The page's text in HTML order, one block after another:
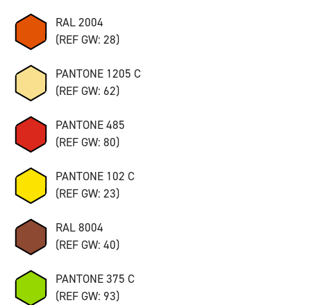
RAL 2004
(REF GW: 28)
PANTONE 1205 C
(REF GW: 62)
PANTONE 485
(REF GW: 80)
PANTONE 102 C
(REF GW: 23)
RAL 8004
(REF GW: 40)
PANTONE 375 C
(REF GW: 93)